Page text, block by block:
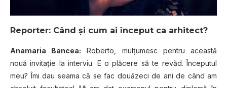
Reporter: Când și cum ai început ca arhitect?
Anamaria Bancea: Roberto, mulțumesc pentru această
nouă invitație la interviu. E o plăcere să te revăd. Începutul
meu? Îmi dau seama că se fac douăzeci de ani de când am